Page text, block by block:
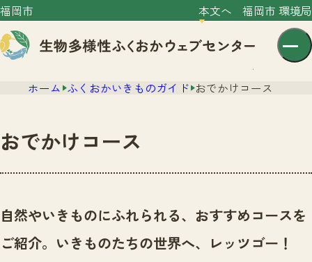
福岡市 本文へ 福岡市 環境局
センター紹介
センター紹介TOP
サイトポリシー
ニュース
いきものガイド
ホーム ふくおかいきものガイド おでかけコース
おでかけコース
自然やいきものにふれられる、おすすめコースを
ご紹介。いきものたちの世界へ、レッツゴー！